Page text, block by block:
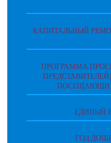
КАПИТАЛЬНЫЙ
ПРОГРАММА
ЕДИНЫЙ
ГОД